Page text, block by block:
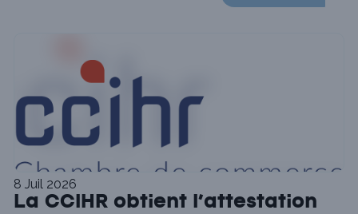
8 Juil 2026
La CCIHR obtient l’attestation